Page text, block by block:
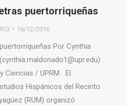
puertorriqueñas
16/12/2016
Por Cynthia
Ciencias / UPRM El
Hispánicos del Recinto
(RUM) organizó